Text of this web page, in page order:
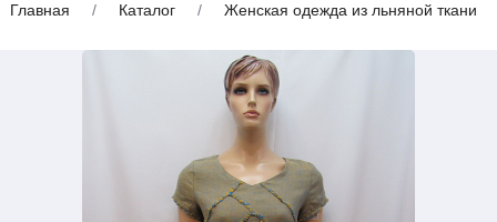
Главная / Каталог / Женская одежда из льняной ткани